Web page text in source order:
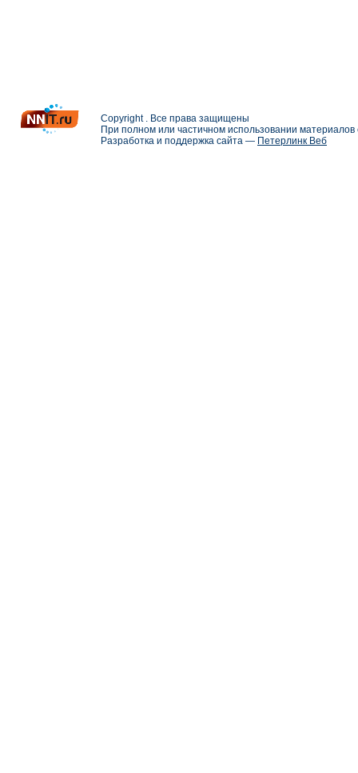
Copyright . Все права защищены
При полном или частичном использовании
Разработка и поддержка сайта — Петерлинк Веб